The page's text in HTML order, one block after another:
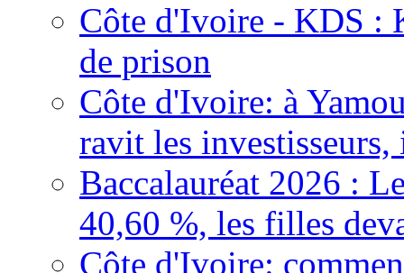
Côte d'Ivoire - KDS :
de prison
Côte d'Ivoire: à
ravit les
Baccalauréat 2026 :
40,60 %, les filles
Côte d'Ivoire: